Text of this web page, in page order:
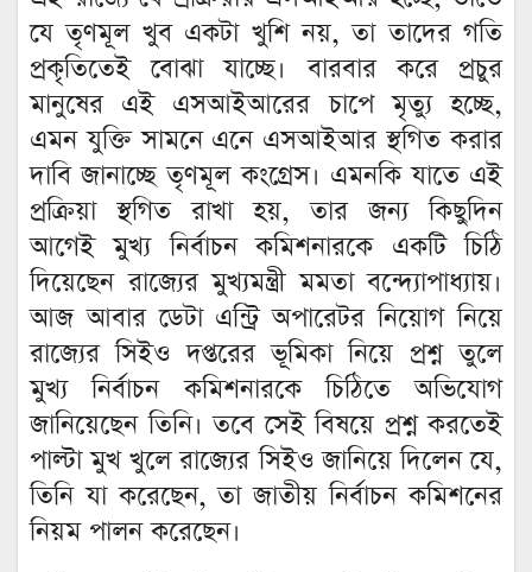
যে তৃণমূল খুব একটা খুশি নয়, তা তাদের গতি
প্রকৃতিতেই বোঝা যাচ্ছে। বারবার করে প্রচুর
মানুষের এই এসআইআরের চাপে মৃত্যু হচ্ছে,
এমন যুক্তি সামনে এনে এসআইআর স্থগিত করার
দাবি জানাচ্ছে তৃণমূল কংগ্রেস। এমনকি যাতে এই
প্রক্রিয়া স্থগিত রাখা হয়, তার জন্য কিছুদিন
আগেই মুখ্য নির্বাচন কমিশনারকে একটি চিঠি
দিয়েছেন রাজ্যের মুখ্যমন্ত্রী মমতা বন্দ্যোপাধ্যায়।
আজ আবার ডেটা এন্ট্রি অপারেটর নিয়োগ নিয়ে
রাজ্যের সিইও দপ্তরের ভূমিকা নিয়ে প্রশ্ন তুলে
মুখ্য নির্বাচন কমিশনারকে চিঠিতে অভিযোগ
জানিয়েছেন তিনি। তবে সেই বিষয়ে প্রশ্ন করতেই
পাল্টা মুখ খুলে রাজ্যের সিইও জানিয়ে দিলেন যে,
তিনি যা করেছেন, তা জাতীয় নির্বাচন কমিশনের
নিয়ম পালন করেছেন।